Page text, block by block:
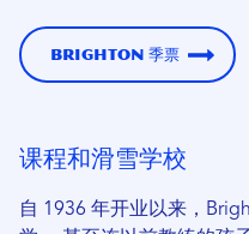
Brighton 季票
课程和滑雪学校
自 1936 年开业以来，